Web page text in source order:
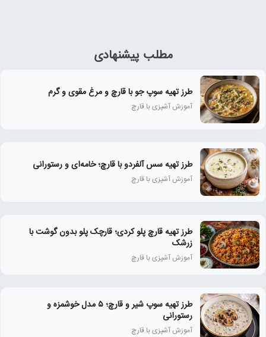
مطلب پیشنهادی
طرز تهیه سوپ جو با قارچ و مرغ مقوی و گرم
آموزش آشپزی با قارچ
طرز تهیه سس آلفردو با قارچ؛ خامه‌ای و رستورانی
آموزش آشپزی با قارچ
طرز تهیه قارچ پلو کردی؛ قارچک پلو بدون گوشت با
زرشک
آموزش آشپزی با قارچ
طرز تهیه سوپ شیر و قارچ؛ ۵ مدل خوشمزه و
رستورانی
آموزش آشپزی با قارچ